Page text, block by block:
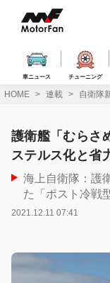
ス
車ニュース チューニング
HOME 連載 自衛隊
護衛艦「むらさ
ステルス化と省
海上自衛隊：護
た「ポスト冷戦
2021.12.11 07:41